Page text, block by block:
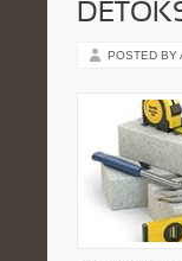
POSTED BY